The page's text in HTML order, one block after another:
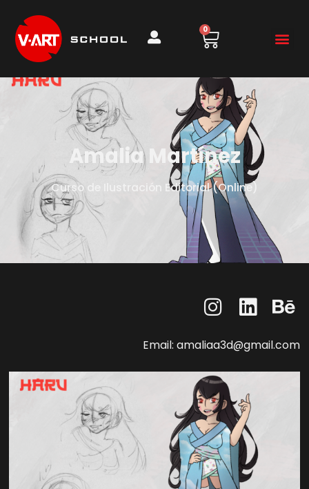
0
Amalia Martínez
Curso de Ilustración Editorial (Online)
Email: amaliaa3d@gmail.com